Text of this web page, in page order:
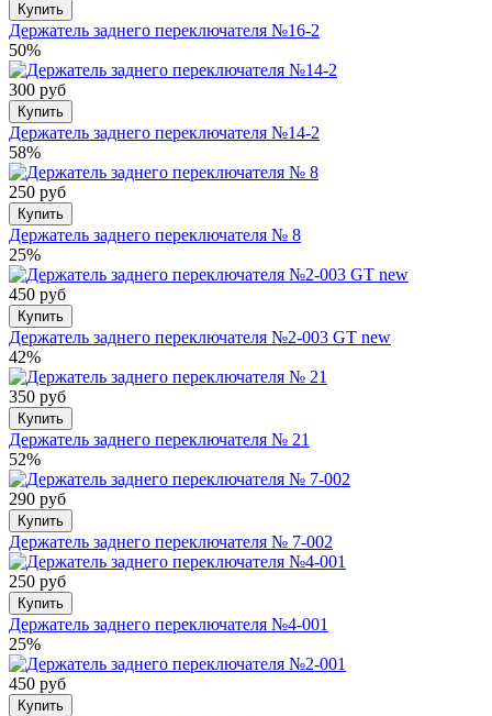
Купить
Держатель заднего переключателя №16-2
50%
300 руб
Купить
Держатель заднего переключателя №14-2
58%
250 руб
Купить
Держатель заднего переключателя № 8
25%
450 руб
Купить
Держатель заднего переключателя №2-003 GT new
42%
350 руб
Купить
Держатель заднего переключателя № 21
52%
290 руб
Купить
Держатель заднего переключателя № 7-002
250 руб
Купить
Держатель заднего переключателя №4-001
25%
450 руб
Купить